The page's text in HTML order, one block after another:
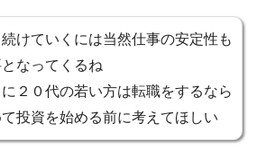
けていくには当然仕事の安定性も
なってくるね
に２０代の若い方は転職をするなら
投資を始める前に考えてほしい